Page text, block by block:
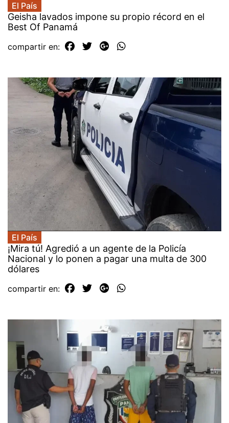
El País
Geisha lavados impone su propio récord en el
Best Of Panamá
compartir en:
El País
¡Mira tú! Agredió a un agente de la Policía
Nacional y lo ponen a pagar una multa de 300
dólares
compartir en: